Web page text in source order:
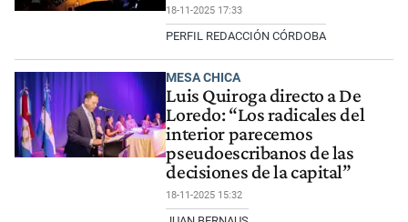
18-11-2025 17:33
PERFIL REDACCIÓN CÓRDOBA
MESA CHICA
Luis Quiroga directo a De
Loredo: “Los radicales del
interior parecemos
pseudoescribanos de las
decisiones de la capital”
18-11-2025 15:32